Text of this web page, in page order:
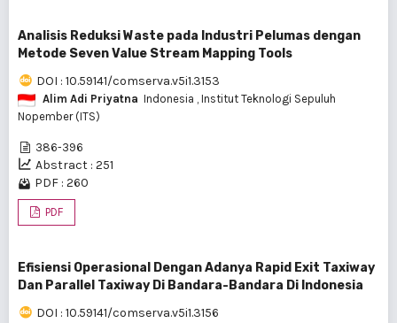
Analisis Reduksi Waste pada Industri Pelumas dengan
Metode Seven Value Stream Mapping Tools
DOI : 10.59141/comserva.v5i1.3153
Alim Adi Priyatna Indonesia , Institut Teknologi Sepuluh
Nopember (ITS)
386-396
Abstract : 251
PDF : 260
PDF
Efisiensi Operasional Dengan Adanya Rapid Exit Taxiway
Dan Parallel Taxiway Di Bandara-Bandara Di Indonesia
DOI : 10.59141/comserva.v5i1.3156